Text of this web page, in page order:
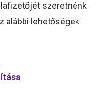
szeretnénk
alábbi lehetőségek